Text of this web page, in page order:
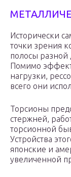
Исторически
точки зрения
полосы
Помимо
нагрузки,
всего они
Торсионы
стержней,
торсионной
Устройства
японские и
увеличенной